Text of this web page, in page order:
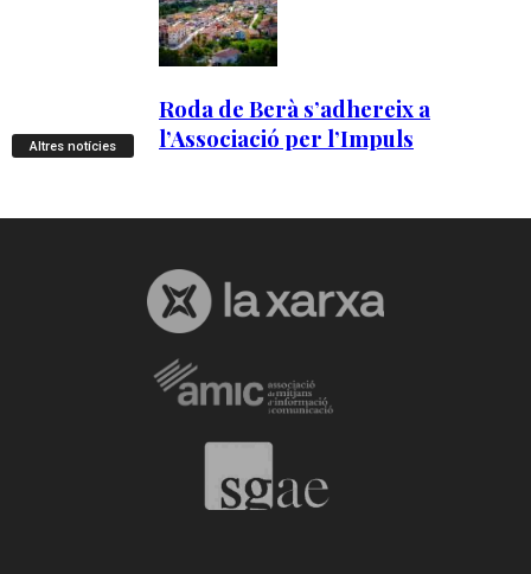
Altres notícies